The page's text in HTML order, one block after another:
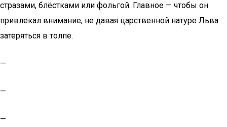
стразами, блёстками или фольгой. Главное — чтобы он
привлекал внимание, не давая царственной натуре Льва
затеряться в толпе.
—
—
—